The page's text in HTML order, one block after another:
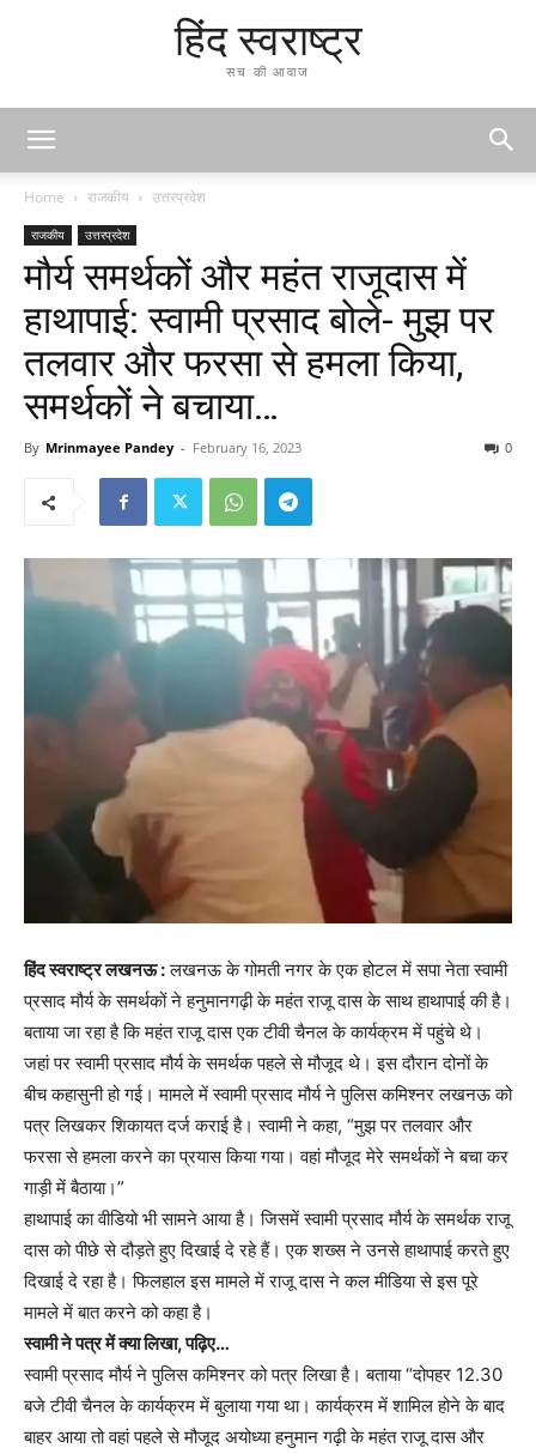
हिंद स्वराष्ट्र
सच की आवाज
Home राजकीय उत्तरप्रदेश
राजकीय उत्तरप्रदेश
मौर्य समर्थकों और महंत राजूदास में
हाथापाई: स्वामी प्रसाद बोले- मुझ पर
तलवार और फरसा से हमला किया,
समर्थकों ने बचाया…
By Mrinmayee Pandey - February 16, 2023 0
हिंद स्वराष्ट्र लखनऊ :लखनऊ के गोमती नगर के एक होटल में सपा नेता स्वामी
प्रसाद मौर्य के समर्थकों ने हनुमानगढ़ी के महंत राजू दास के साथ हाथापाई की है।
बताया जा रहा है कि महंत राजू दास एक टीवी चैनल के कार्यक्रम में पहुंचे थे।
जहां पर स्वामी प्रसाद मौर्य के समर्थक पहले से मौजूद थे। इस दौरान दोनों के
बीच कहासुनी हो गई। मामले में स्वामी प्रसाद मौर्य ने पुलिस कमिश्नर लखनऊ को
पत्र लिखकर शिकायत दर्ज कराई है। स्वामी ने कहा, “मुझ पर तलवार और
फरसा से हमला करने का प्रयास किया गया। वहां मौजूद मेरे समर्थकों ने बचा कर
गाड़ी में बैठाया।”
हाथापाई का वीडियो भी सामने आया है। जिसमें स्वामी प्रसाद मौर्य के समर्थक राजू
दास को पीछे से दौड़ते हुए दिखाई दे रहे हैं। एक शख्स ने उनसे हाथापाई करते हुए
दिखाई दे रहा है। फिलहाल इस मामले में राजू दास ने कल मीडिया से इस पूरे
मामले में बात करने को कहा है।
स्वामी ने पत्र में क्या लिखा, पढ़िए…
स्वामी प्रसाद मौर्य ने पुलिस कमिश्नर को पत्र लिखा है। बताया “दोपहर 12.30
बजे टीवी चैनल के कार्यक्रम में बुलाया गया था। कार्यक्रम में शामिल होने के बाद
बाहर आया तो वहां पहले से मौजूद अयोध्या हनुमान गढ़ी के महंत राजू दास और